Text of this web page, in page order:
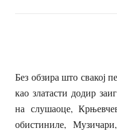
Без обзира што свакој
као златасти додир
на слушаоце,
обистиниле,